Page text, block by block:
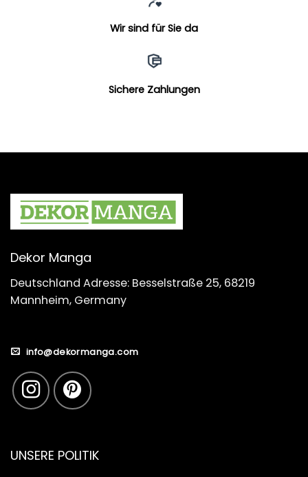
Wir sind für Sie da
Sichere Zahlungen
Dekor Manga
Deutschland Adresse: Besselstraße 25, 68219
Mannheim, Germany
info@dekormanga.com
UNSERE POLITIK